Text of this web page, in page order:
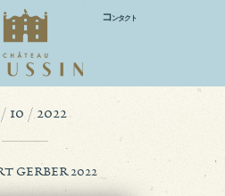
コンタクト
/ 10 / 2022
GERBER 2022